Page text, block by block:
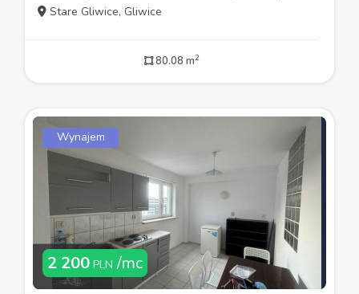
Stare Gliwice, Gliwice
80.08 m2
Wynajem
2 200 PLN /mc